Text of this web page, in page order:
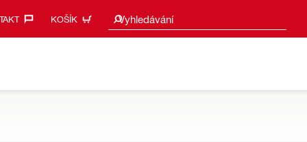
KOŠÍK Vyhledávání
Návrhy vyhledávání